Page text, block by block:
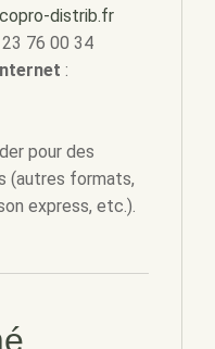
distrib.fr
76 00 34
:
pour des
(autres formats,
express, etc.).